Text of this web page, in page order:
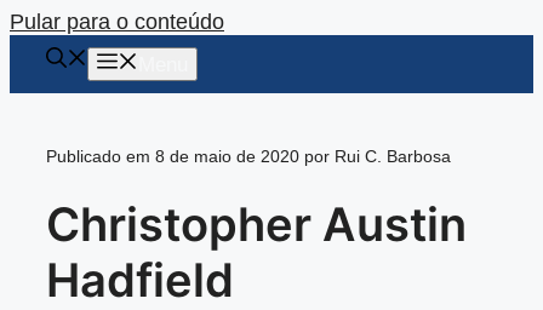
Pular para o conteúdo
Publicado em 8 de maio de 2020 por Rui C. Barbosa
Christopher Austin
Hadfield